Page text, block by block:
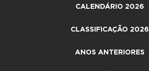
CALENDÁRIO 2026
CLASSIFICAÇÃO 2026
ANOS ANTERIORES